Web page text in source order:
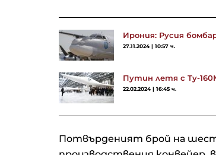
Ирония: Русия
27.11.2024 | 10:57 ч.
Путин летя с Ту-
22.02.2024 | 16:45 ч.
Потвърденият брой на шест